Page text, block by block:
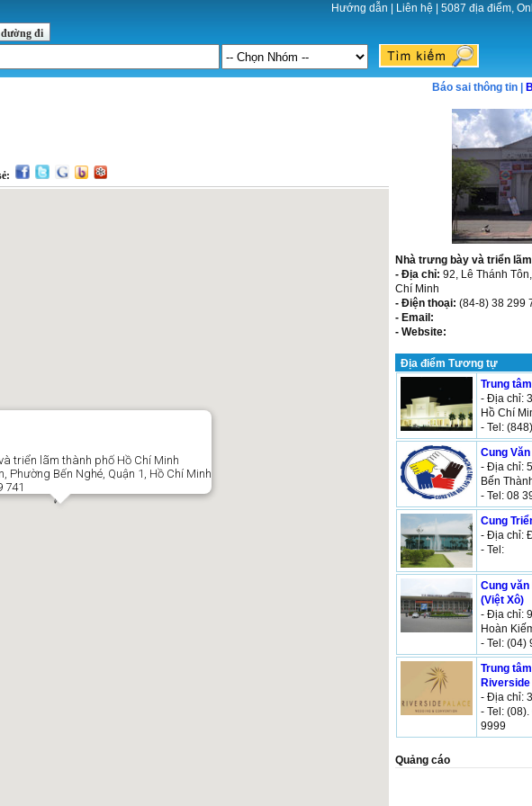
Hướng dẫn Liên hệ 5087 địa điểm,
đi
triển lãm thành phố Hồ Chí Minh
Phường Bến Nghé, Quận 1, Hồ Chí Minh
741
Báo sai thông tin |
Nhà trưng bày và triển
- Địa chỉ: 92, Lê Thánh
Chí Minh
- Điện thoại: (84-8) 38 299
- Email:
- Website:
Địa điểm Tương tự
Trung
- Địa chỉ:
Hồ Chí
- Tel:
Cung
- Địa chỉ:
Bến
- Tel: 08
Cung
- Địa chỉ:
- Tel:
Cung văn
(Việt Xô)
- Địa chỉ:
Hoàn
- Tel: (04)
Trung
- Địa chỉ:
- Tel:
9999
Quảng cáo